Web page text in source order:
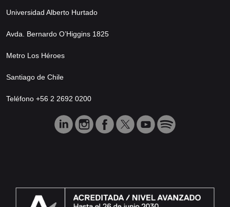
Universidad Alberto Hurtado
Avda. Bernardo O’Higgins 1825
Metro Los Héroes
Santiago de Chile
Teléfono +56 2 2692 0200